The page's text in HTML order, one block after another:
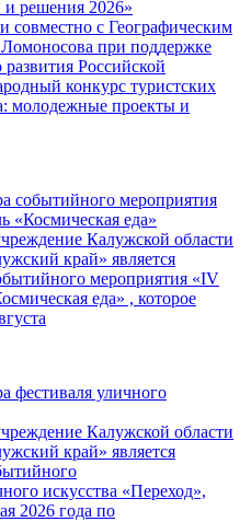
решения 2026»
совместно с Географическим
при поддержке
Российской
конкурс туристских
молодежные проекты и
событийного мероприятия
«Космическая еда»
Калужской области
край» является
мероприятия «IV
еда» , которое
фестиваля уличного
Калужской области
край» является
искусства «Переход»,
2026 года по